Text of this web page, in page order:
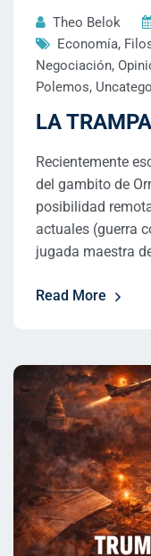
Theo Belok
Economía,
Negociación,
Polemos,
LA
Recientemente
del gambito de
posibilidad
actuales (guerra
jugada maestra
Read More